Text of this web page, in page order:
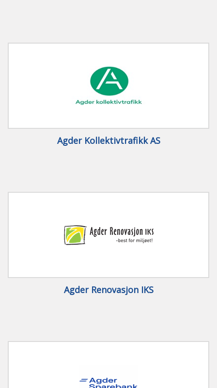
Agder Kollektivtrafikk AS
Agder Renovasjon IKS